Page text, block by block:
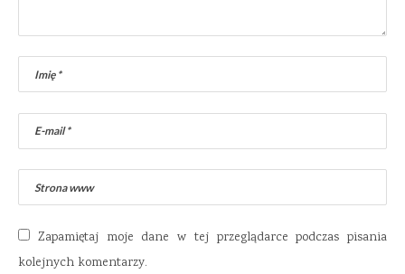
Zapamiętaj moje dane w tej przeglądarce podczas pisania
kolejnych komentarzy.